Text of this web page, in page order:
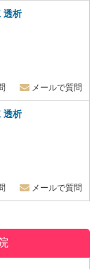
透析
メールで質問
透析
メールで質問